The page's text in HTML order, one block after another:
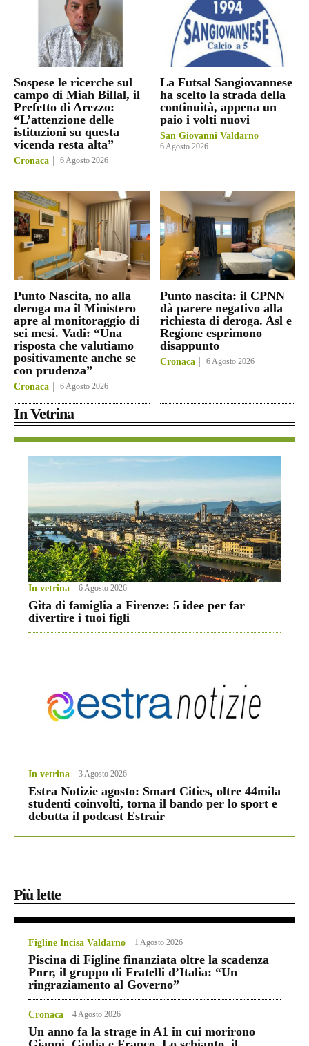
Sospese le ricerche sul
campo di Miah Billal, il
Prefetto di Arezzo:
“L’attenzione delle
istituzioni su questa
vicenda resta alta”
Cronaca 6 Agosto 2026
La Futsal Sangiovannese
ha scelto la strada della
continuità, appena un
paio i volti nuovi
San Giovanni Valdarno
6 Agosto 2026
Punto Nascita, no alla
deroga ma il Ministero
apre al monitoraggio di
sei mesi. Vadi: “Una
risposta che valutiamo
positivamente anche se
con prudenza”
Cronaca 6 Agosto 2026
Punto nascita: il CPNN
dà parere negativo alla
richiesta di deroga. Asl e
Regione esprimono
disappunto
Cronaca 6 Agosto 2026
In Vetrina
In vetrina 6 Agosto 2026
Gita di famiglia a Firenze: 5 idee per far
divertire i tuoi figli
In vetrina 3 Agosto 2026
Estra Notizie agosto: Smart Cities, oltre 44mila
studenti coinvolti, torna il bando per lo sport e
debutta il podcast Estrair
Più lette
Figline Incisa Valdarno 1 Agosto 2026
Piscina di Figline finanziata oltre la scadenza
Pnrr, il gruppo di Fratelli d’Italia: “Un
ringraziamento al Governo”
Cronaca 4 Agosto 2026
Un anno fa la strage in A1 in cui morirono